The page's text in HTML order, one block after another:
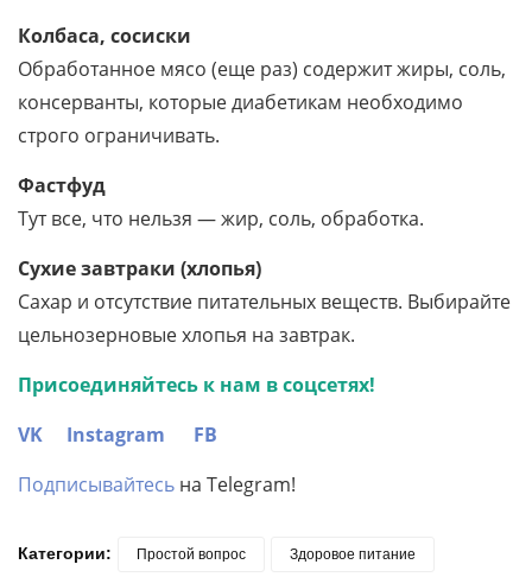
Колбаса, сосиски
Обработанное мясо (еще раз) содержит жиры, соль,
консерванты, которые диабетикам необходимо
строго ограничивать.
Фастфуд
Тут все, что нельзя — жир, соль, обработка.
Сухие завтраки (хлопья)
Сахар и отсутствие питательных веществ. Выбирайте
цельнозерновые хлопья на завтрак.
Присоединяйтесь к нам в соцсетях!
VK
Instagram
FB
Подписывайтесь на Telegram!
Категории: Простой вопрос Здоровое питание